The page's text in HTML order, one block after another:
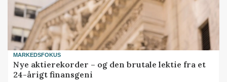
MARKEDSFOKUS
Nye aktierekorder – og den brutale lektie fra et
24-årigt finansgeni